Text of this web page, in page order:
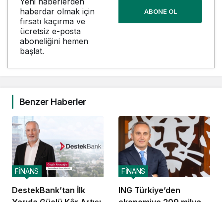
haberdar olmak için
fırsatı kaçırma ve
ücretsiz e-posta
aboneliğini hemen
başlat.
ABONE OL
Benzer Haberler
DestekBank’tan İlk
FİNANS
ING Türkiye’den
FİNANS